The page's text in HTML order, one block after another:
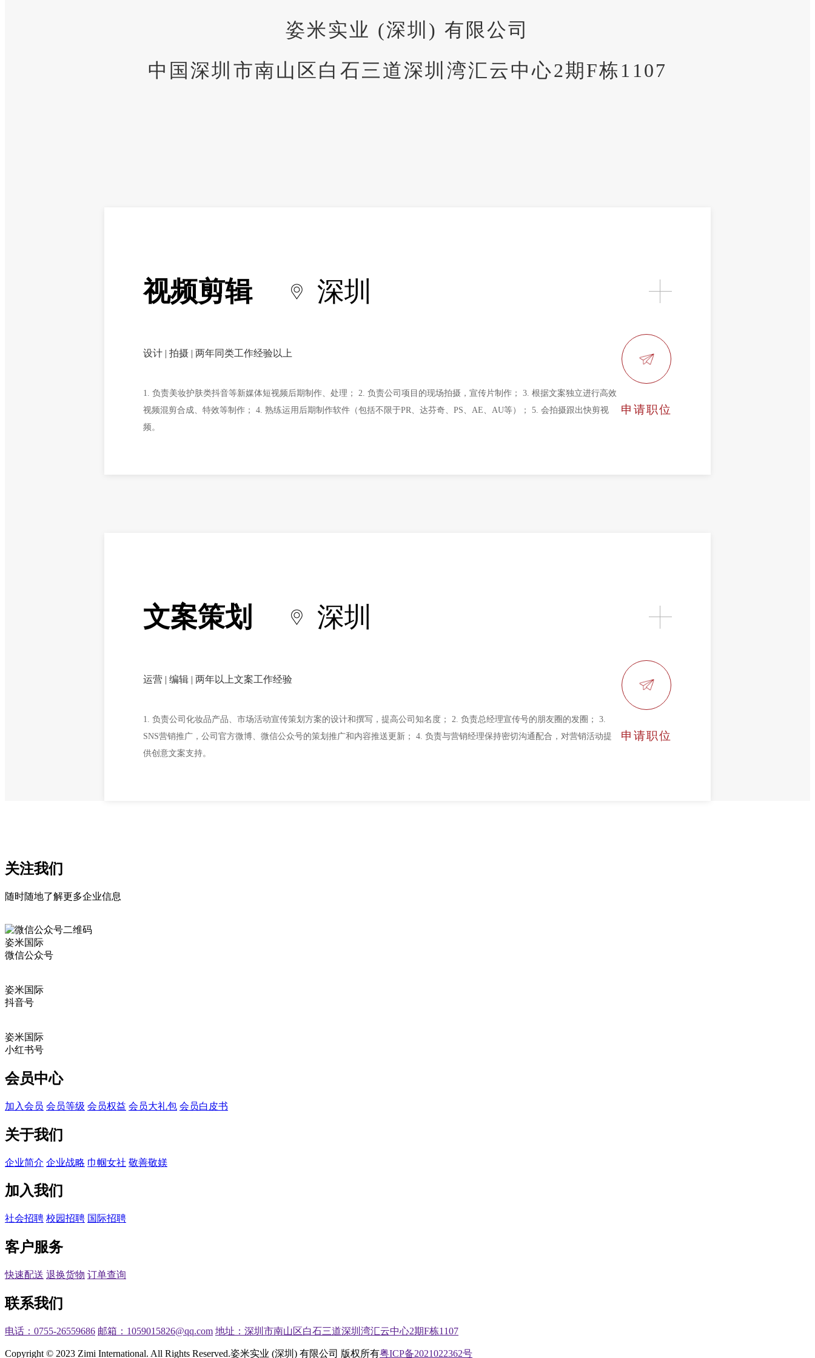
姿米实业 (深圳) 有限公司
中国深圳市南山区白石三道深圳湾汇云中心2期F栋1107
视频剪辑 深圳
设计 | 拍摄 | 两年同类工作经验以上
1. 负责美妆护肤类抖音等新媒体短视频后期制作、处理； 2. 负责公司项目的现场拍摄，宣传片制作； 3. 根据文案独立进行高效
视频混剪合成、特效等制作； 4. 熟练运用后期制作软件（包括不限于PR、达芬奇、PS、AE、AU等）； 5. 会拍摄跟出快剪视
频。
申请职位
文案策划 深圳
运营 | 编辑 | 两年以上文案工作经验
1. 负责公司化妆品产品、市场活动宣传策划方案的设计和撰写，提高公司知名度； 2. 负责总经理宣传号的朋友圈的发圈； 3.
SNS营销推广，公司官方微博、微信公众号的策划推广和内容推送更新； 4. 负责与营销经理保持密切沟通配合，对营销活动提
供创意文案支持。
申请职位
关注我们
随时随地了解更多企业信息
姿米国际
微信公众号
姿米国际
抖音号
姿米国际
小红书号
会员中心
加入会员 会员等级 会员权益 会员大礼包 会员白皮书
关于我们
企业简介 企业战略 巾帼女社 敬善敬媄
加入我们
社会招聘 校园招聘 国际招聘
客户服务
快速配送 退换货物 订单查询
联系我们
电话：0755-26559686 邮箱：1059015826@qq.com 地址：深圳市南山区白石三道深圳湾汇云中心2期F栋1107
Copyright © 2023 Zimi International. All Rights Reserved.姿米实业 (深圳) 有限公司 版权所有粤ICP备2021022362号